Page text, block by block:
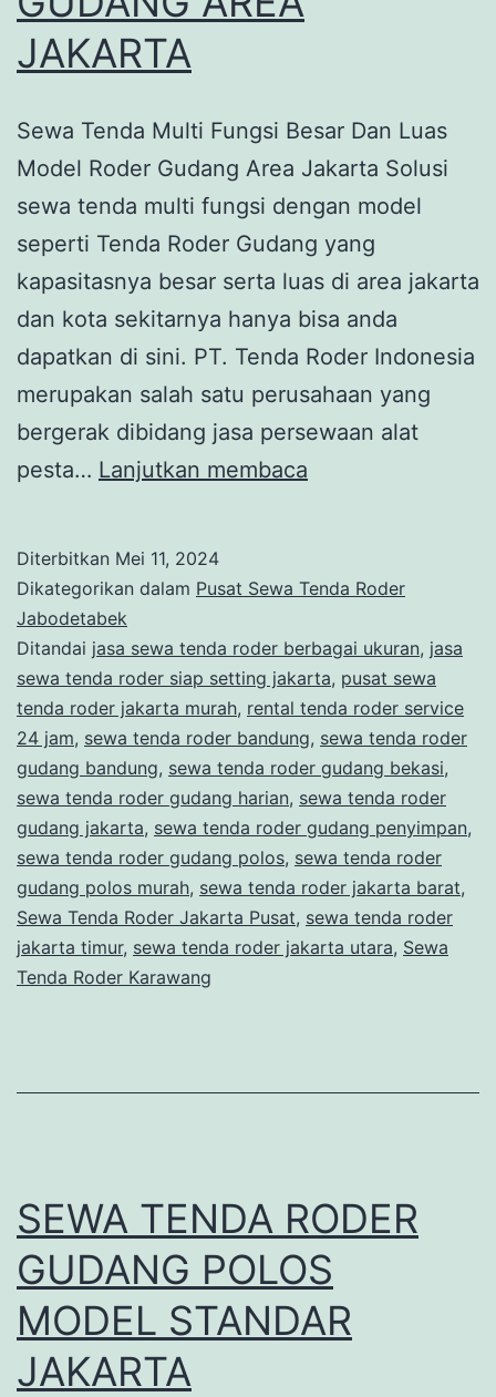
JAKARTA
Sewa Tenda Multi Fungsi Besar Dan Luas
Model Roder Gudang Area Jakarta Solusi
sewa tenda multi fungsi dengan model
seperti Tenda Roder Gudang yang
kapasitasnya besar serta luas di area jakarta
dan kota sekitarnya hanya bisa anda
dapatkan di sini. PT. Tenda Roder Indonesia
merupakan salah satu perusahaan yang
bergerak dibidang jasa persewaan alat
pesta… Lanjutkan membaca
FUNGSI
DAN
LUAS
MODEL
RODER
GUDANG
AREA
JAKARTA
Diterbitkan Mei 11, 2024
Dikategorikan dalam Pusat Sewa Tenda Roder
Jabodetabek
Ditandai jasa sewa tenda roder berbagai ukuran, jasa
sewa tenda roder siap setting jakarta, pusat sewa
tenda roder jakarta murah, rental tenda roder service
24 jam, sewa tenda roder bandung, sewa tenda roder
gudang bandung, sewa tenda roder gudang bekasi,
sewa tenda roder gudang harian, sewa tenda roder
gudang jakarta, sewa tenda roder gudang penyimpan,
sewa tenda roder gudang polos, sewa tenda roder
gudang polos murah, sewa tenda roder jakarta barat,
Sewa Tenda Roder Jakarta Pusat, sewa tenda roder
jakarta timur, sewa tenda roder jakarta utara, Sewa
Tenda Roder Karawang
SEWA TENDA RODER
GUDANG POLOS
MODEL STANDAR
JAKARTA